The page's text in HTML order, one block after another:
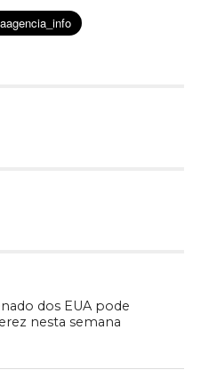
dos EUA pode
nesta semana